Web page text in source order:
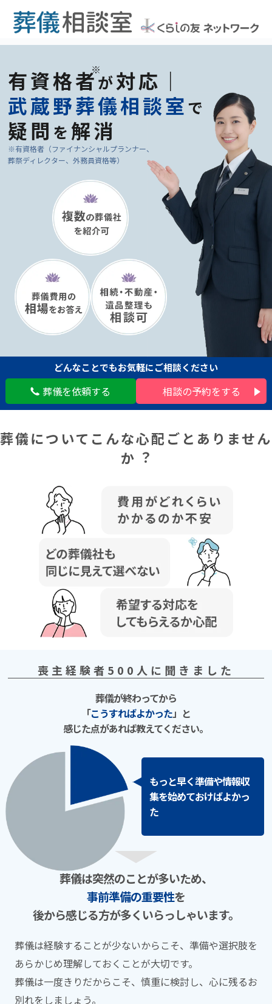
有資格者が対応｜
武蔵野葬儀相談室で
疑問 を解消
※有資格者（ファイナンシャルプランナー、
葬祭ディレクター、外務員資格等）
どんなことでもお気軽にご相談ください
葬儀を依頼する 相談の予約をする
葬儀についてこんな⼼配ごとありません
か︖
喪主経験者500⼈に聞きました
葬儀が終わってから
「こうすればよかった」と
感じた点があれば教えてください。
もっと早く準備や情報収
集を始めておけばよかっ
た
葬儀は突然のことが多いため、
事前準備の重要性を
後から感じる⽅が多くいらっしゃいます。
葬儀は経験することが少ないからこそ、準備や選択肢を
あらかじめ理解しておくことが⼤切です。
葬儀は⼀度きりだからこそ、慎重に検討し、⼼に残るお
別れをしましょう。